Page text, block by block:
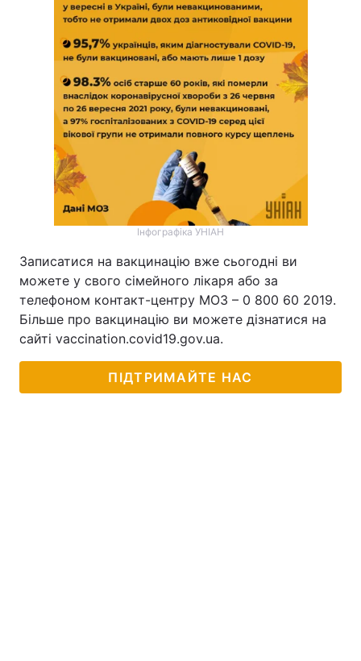
Інфографіка УНІАН
Записатися на вакцинацію вже сьогодні ви
можете у свого сімейного лікаря або за
телефоном контакт-центру МОЗ – 0 800 60 2019.
Більше про вакцинацію ви можете дізнатися на
сайті vaccination.covid19.gov.ua.
ПІДТРИМАЙТЕ НАС